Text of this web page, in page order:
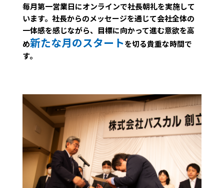
毎月第一営業日にオンラインで社長朝礼を実施して
います。社長からのメッセージを通じて会社全体の
一体感を感じながら、目標に向かって進む意欲を高
め新たな月のスタートを切る貴重な時間で
す。